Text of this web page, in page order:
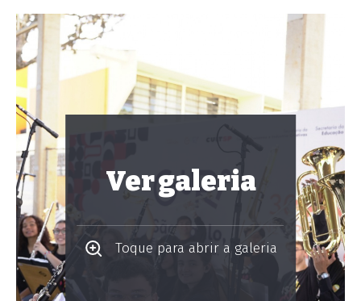
Ver galeria
Toque para abrir a galeria